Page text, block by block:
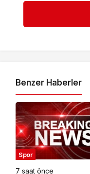
Benzer Haberler
Spor
7 saat önce